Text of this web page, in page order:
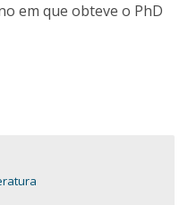
em que obteve o PhD